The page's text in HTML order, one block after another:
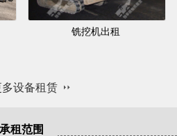
铣挖机出租
设备租赁
承租范围